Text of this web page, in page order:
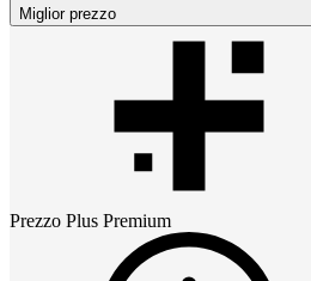
Miglior prezzo
Prezzo Plus Premium